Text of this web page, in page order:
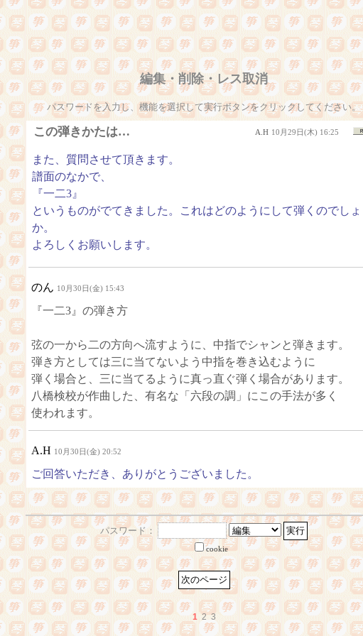
編集・削除・レス取消
パスワードを入力し、機能を選択して実行ボタンをクリックしてください。
この弾きかたは… A.H 10月29日(木) 16:25
また、質問させて頂きます。
譜面のなかで、
『一二3』
というものがでてきました。これはどのようにして弾くのでし
か。
よろしくお願いします。
のん 10月30日(金) 15:43
『一二3』の弾き方
弦の一から二の方向へ流すように、中指でシャンと弾きます。
弾き方としては三に当てないよう中指を巻き込むように
弾く場合と、三に当てるように真っ直ぐ弾く場合があります。
八橋検校が作曲した、有名な「六段の調」にこの手法が多く
使われます。
A.H 10月30日(金) 20:52
ご回答いただき、ありがとうございました。
パスワード：
cookie
1 2 3